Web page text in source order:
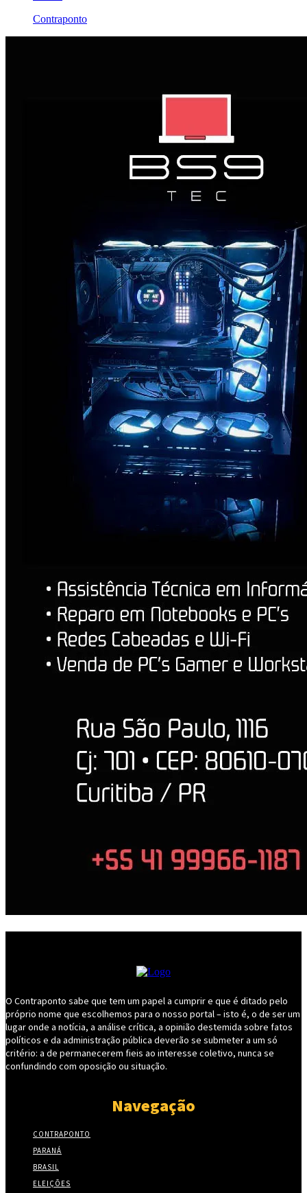
Contraponto
O Contraponto sabe que tem um papel a cumprir e que é ditado pelo
próprio nome que escolhemos para o nosso portal – isto é, o de ser um
lugar onde a notícia, a análise crítica, a opinião destemida sobre fatos
políticos e da administração pública deverão se submeter a um só
critério: a de permanecerem fieis ao interesse coletivo, nunca se
confundindo com oposição ou situação.
Navegação
CONTRAPONTO
PARANÁ
BRASIL
ELEIÇÕES